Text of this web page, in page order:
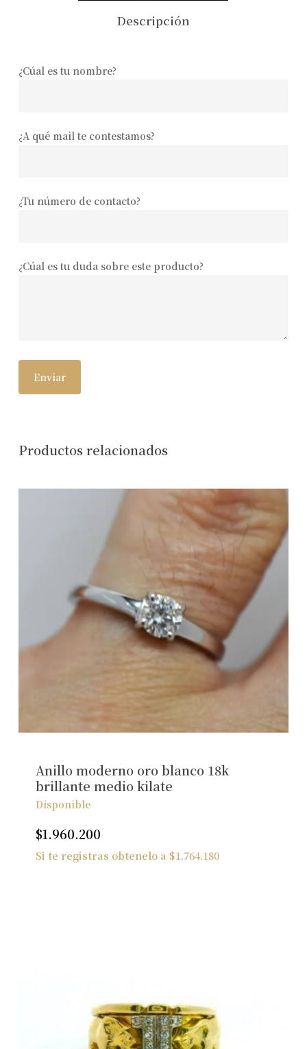
Descripción
¿Cúal es tu nombre?
¿A qué mail te contestamos?
¿Tu número de contacto?
¿Cúal es tu duda sobre este producto?
Productos relacionados
Anillo moderno oro blanco 18k
brillante medio kilate
Disponible
$1.960.200
Si te registras obtenelo a $1.764.180